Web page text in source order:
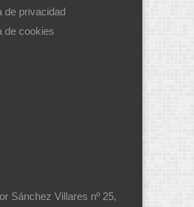
de privacidad
de cookies
Sánchez Villares nº 25,